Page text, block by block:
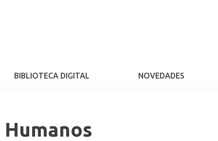
BIBLIOTECA DIGITAL NOVEDADES